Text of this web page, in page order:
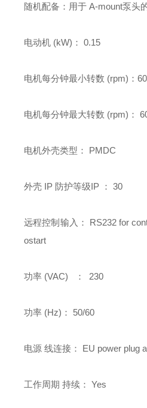
随机配备：用于 A-mount泵头
电动机 (kW)： 0.15
电机每分钟最小转数 (rpm)：60
电机每分钟最大转数 (rpm)：
电机外壳类型： PMDC
外壳 IP 防护等级IP ： 30
远程控制输入：
RS232 for
ostart
功率 (VAC) ： 230
功率 (Hz)： 50/60
电源 线连接： EU power plug
工作周期 持续： Yes